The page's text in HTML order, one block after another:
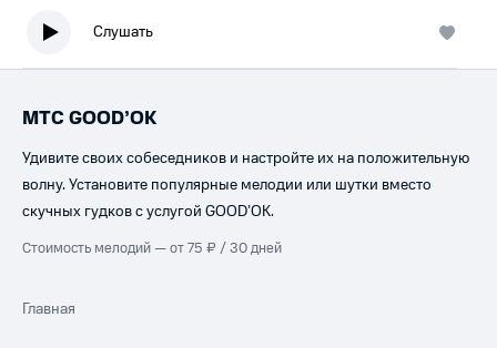
Слушать
МТС GOOD’OK
Удивите своих собеседников и настройте их на положительную
волну. Установите популярные мелодии или шутки вместо
скучных гудков с услугой GOOD’OK.
Стоимость мелодий — от 75 ₽ / 30 дней
Главная